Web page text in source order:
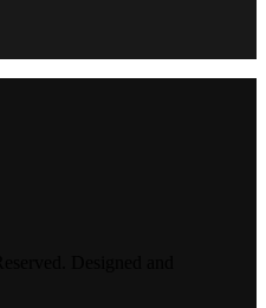
Designed and